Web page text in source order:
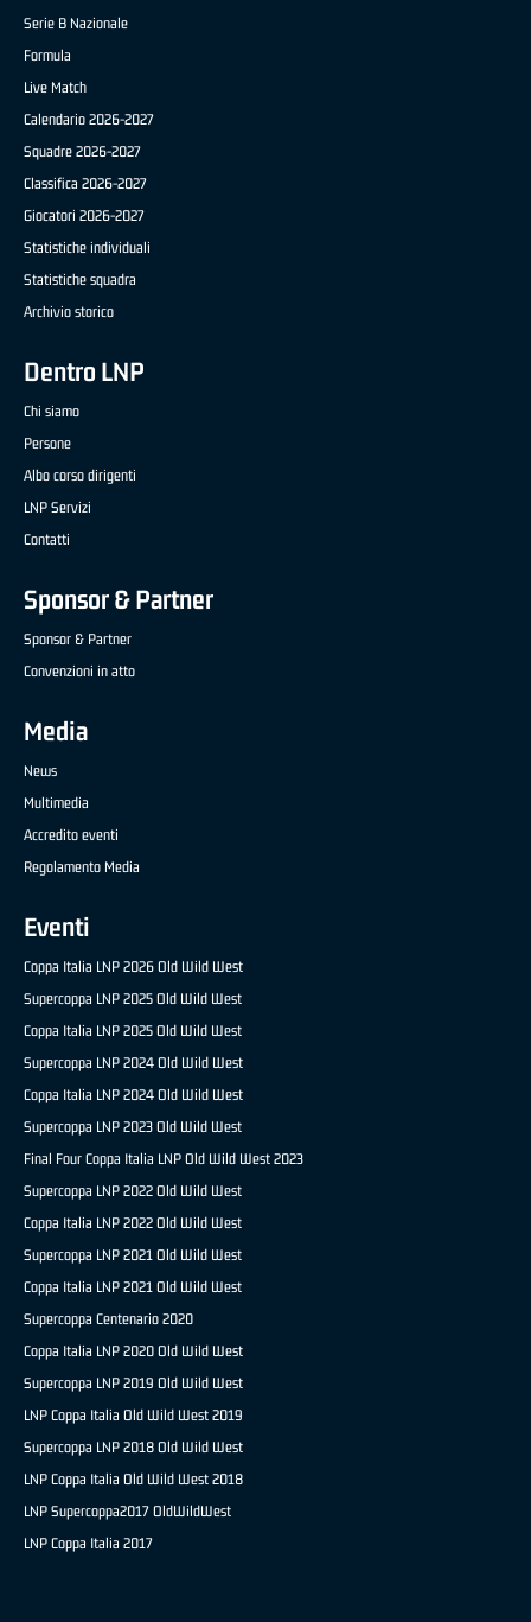
Serie B Nazionale
Formula
Live Match
Calendario 2026-2027
Squadre 2026-2027
Classifica 2026-2027
Giocatori 2026-2027
Statistiche individuali
Statistiche squadra
Archivio storico
Dentro LNP
Chi siamo
Persone
Albo corso dirigenti
LNP Servizi
Contatti
Sponsor & Partner
Sponsor & Partner
Convenzioni in atto
Media
News
Multimedia
Accredito eventi
Regolamento Media
Eventi
Coppa Italia LNP 2026 Old Wild West
Supercoppa LNP 2025 Old Wild West
Coppa Italia LNP 2025 Old Wild West
Supercoppa LNP 2024 Old Wild West
Coppa Italia LNP 2024 Old Wild West
Supercoppa LNP 2023 Old Wild West
Final Four Coppa Italia LNP Old Wild West 2023
Supercoppa LNP 2022 Old Wild West
Coppa Italia LNP 2022 Old Wild West
Supercoppa LNP 2021 Old Wild West
Coppa Italia LNP 2021 Old Wild West
Supercoppa Centenario 2020
Coppa Italia LNP 2020 Old Wild West
Supercoppa LNP 2019 Old Wild West
LNP Coppa Italia Old Wild West 2019
Supercoppa LNP 2018 Old Wild West
LNP Coppa Italia Old Wild West 2018
LNP Supercoppa2017 OldWildWest
LNP Coppa Italia 2017